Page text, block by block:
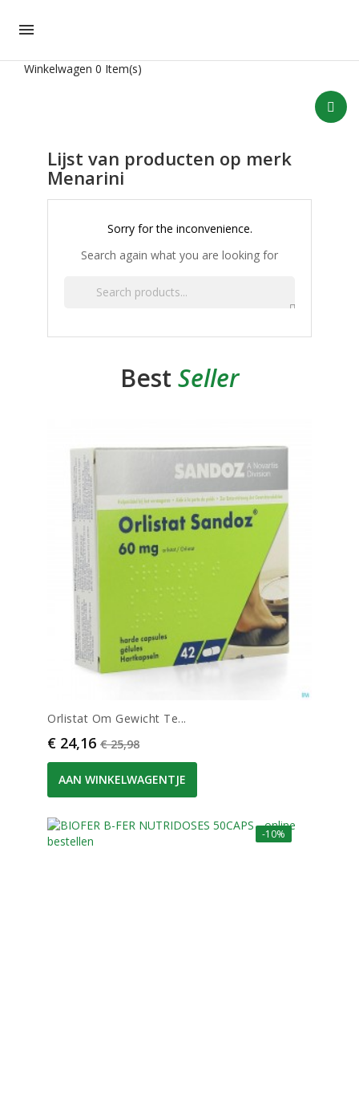

Winkelwagen 0 Item(s)
Lijst van producten op merk
Menarini
Sorry for the inconvenience.
Search again what you are looking for
Best Seller
Orlistat Om Gewicht Te...
Prijs
€ 24,16 Normale prijs
€ 25,98
AAN WINKELWAGENTJE
-10%